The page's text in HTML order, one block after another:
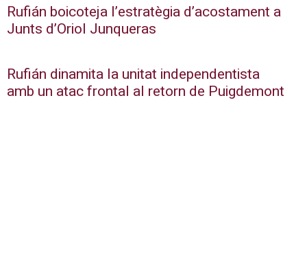
Rufián boicoteja l’estratègia d’acostament a
Junts d’Oriol Junqueras
Rufián dinamita la unitat independentista
amb un atac frontal al retorn de Puigdemont